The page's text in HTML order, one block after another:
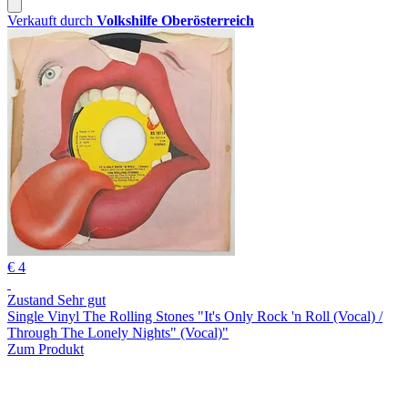
Verkauft durch Volkshilfe Oberösterreich
€ 4
Zustand Sehr gut
Single Vinyl The Rolling Stones "It's Only Rock 'n Roll (Vocal) /
Through The Lonely Nights" (Vocal)"
Zum Produkt